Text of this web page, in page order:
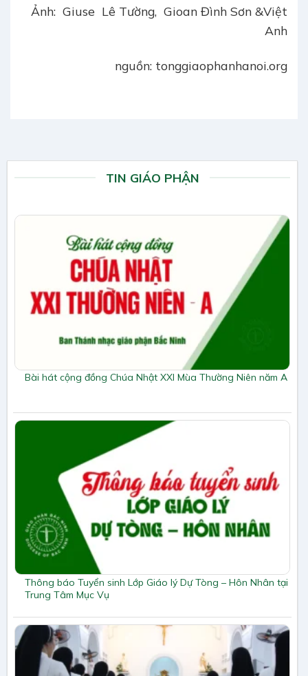
Ảnh: Giuse Lê Tường, Gioan Đình Sơn &Việt
Anh
nguồn: tonggiaophanhanoi.org
TIN GIÁO PHẬN
Bài hát cộng đồng Chúa Nhật XXI Mùa Thường Niên năm A
Thông báo Tuyển sinh Lớp Giáo lý Dự Tòng – Hôn Nhân tại
Trung Tâm Mục Vụ